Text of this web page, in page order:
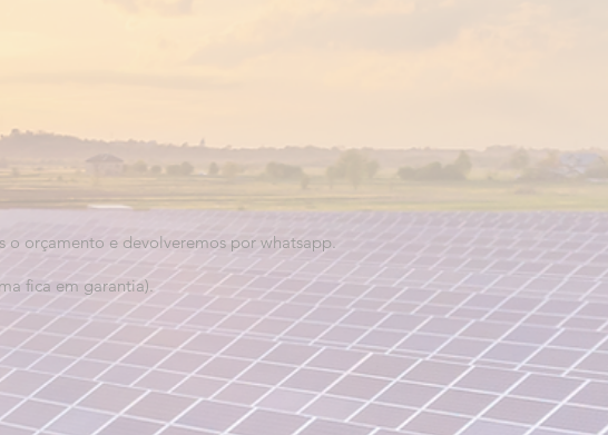
o orçamento e devolveremos por whatsapp.
fica em garantia).